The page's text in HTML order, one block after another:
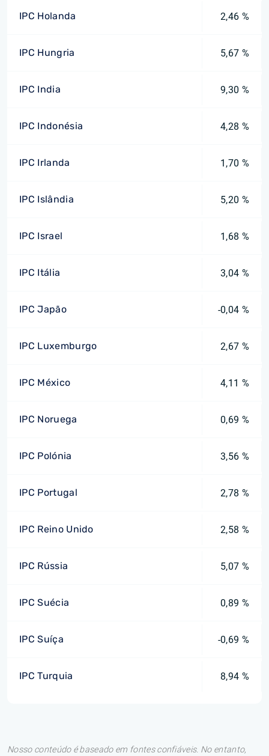
IPC Holanda 2,46 %
IPC Hungria 5,67 %
IPC India 9,30 %
IPC Indonésia 4,28 %
IPC Irlanda 1,70 %
IPC Islândia 5,20 %
IPC Israel 1,68 %
IPC Itália 3,04 %
IPC Japão -0,04 %
IPC Luxemburgo 2,67 %
IPC México 4,11 %
IPC Noruega 0,69 %
IPC Polónia 3,56 %
IPC Portugal 2,78 %
IPC Reino Unido 2,58 %
IPC Rússia 5,07 %
IPC Suécia 0,89 %
IPC Suíça -0,69 %
IPC Turquia 8,94 %
Nosso conteúdo é baseado em fontes confiáveis. No entanto,